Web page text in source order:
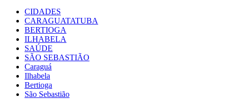
CIDADES
CARAGUATATUBA
BERTIOGA
ILHABELA
SAÚDE
SÃO SEBASTIÃO
Caraguá
Ilhabela
Bertioga
São Sebastião